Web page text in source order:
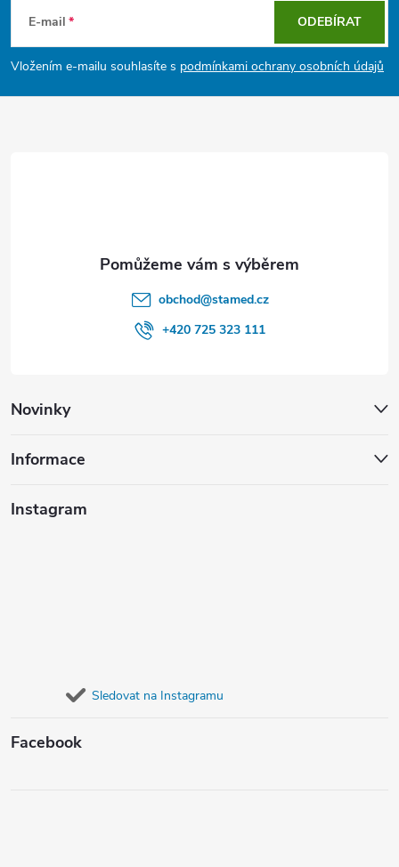
p
a
E-mail
Vložením e-mailu souhlasíte s podmínkami ochrany osobních údajů
ODEBÍRAT
Novinky
Informace
Instagram
Sledovat na Instagramu
Facebook
obchod@stamed.cz
+420 725 323 111